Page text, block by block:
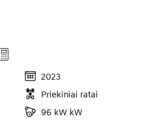
2023
Priekiniai ratai
96 kW kW